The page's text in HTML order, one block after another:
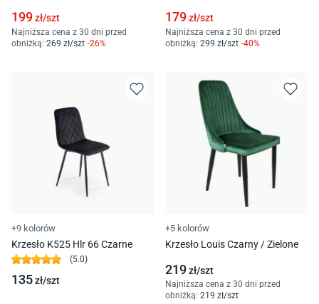
199zł/szt
Najniższa cena z 30 dni przed
obniżką: 269 zł/szt -26%
179zł/szt
Najniższa cena z 30 dni przed
obniżką: 299 zł/szt -40%
+9 kolorów
Krzesło K525 Hlr 66 Czarne
(5.0)
135zł/szt
+5 kolorów
Krzesło Louis Czarny / Zielone
219zł/szt
Najniższa cena z 30 dni przed
obniżką: 219 zł/szt